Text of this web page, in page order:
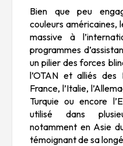
Bien que peu
couleurs américaines,
massive à
programmes
un pilier des forces
l’OTAN et alliés des
France, l’Italie,
Turquie ou encore
utilisé dans
notamment en Asie
témoignant de sa